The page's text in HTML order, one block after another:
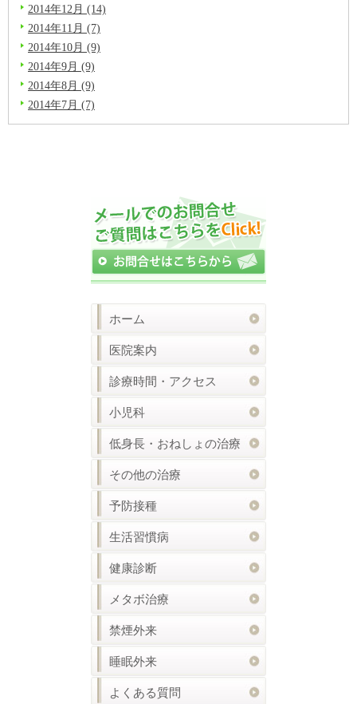
2014年12月 (14)
2014年11月 (7)
2014年10月 (9)
2014年9月 (9)
2014年8月 (9)
2014年7月 (7)
ホーム
医院案内
診療時間・アクセス
小児科
低身長・おねしょの治療
その他の治療
予防接種
生活習慣病
健康診断
メタボ治療
禁煙外来
睡眠外来
よくある質問